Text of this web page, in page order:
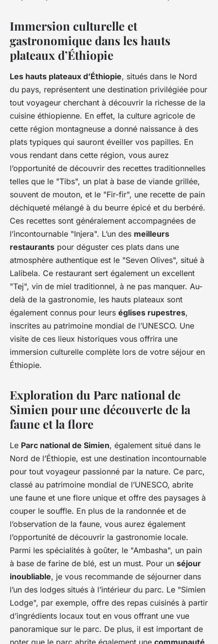
Immersion culturelle et
gastronomique dans les hauts
plateaux d’Éthiopie
Les hauts plateaux d’Éthiopie, situés dans le Nord
du pays, représentent une destination privilégiée pour
tout voyageur cherchant à découvrir la richesse de la
cuisine éthiopienne. En effet, la culture agricole de
cette région montagneuse a donné naissance à des
plats typiques qui sauront éveiller vos papilles. En
vous rendant dans cette région, vous aurez
l’opportunité de découvrir des recettes traditionnelles
telles que le "Tibs", un plat à base de viande grillée,
souvent de mouton, et le "Fir-fir", une recette de pain
déchiqueté mélangé à du beurre épicé et du berbéré.
Ces recettes sont généralement accompagnées de
l’incontournable "Injera". L’un des meilleurs
restaurants pour déguster ces plats dans une
atmosphère authentique est le "Seven Olives", situé à
Lalibela. Ce restaurant sert également un excellent
"Tej", vin de miel traditionnel, à ne pas manquer. Au-
delà de la gastronomie, les hauts plateaux sont
également connus pour leurs églises rupestres,
inscrites au patrimoine mondial de l’UNESCO. Une
visite de ces lieux historiques vous offrira une
immersion culturelle complète lors de votre séjour en
Éthiopie.
Exploration du Parc national de
Simien pour une découverte de la
faune et la flore
Le Parc national de Simien, également situé dans le
Nord de l’Éthiopie, est une destination incontournable
pour tout voyageur passionné par la nature. Ce parc,
classé au patrimoine mondial de l’UNESCO, abrite
une faune et une flore unique et offre des paysages à
couper le souffle. En plus de la randonnée et de
l’observation de la faune, vous aurez également
l’opportunité de découvrir la gastronomie locale.
Parmi les spécialités à goûter, le "Ambasha", un pain
à base de farine de blé, est un must. Pour un séjour
inoubliable, je vous recommande de séjourner dans
l’un des lodges situés à l’intérieur du parc. Le "Simien
Lodge", par exemple, offre des repas cuisinés à partir
d’ingrédients locaux tout en vous offrant une vue
panoramique sur le parc. De plus, il est important de
noter que le parc abrite également une communauté